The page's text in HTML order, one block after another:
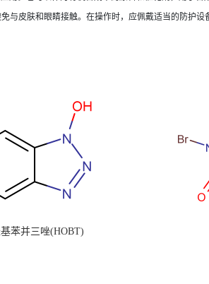
与皮肤和眼睛接触。在操作时，应佩戴适当的防护
苯并三唑(HOBT)